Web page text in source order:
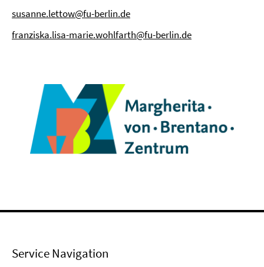
susanne.lettow@fu-berlin.de
franziska.lisa-marie.wohlfarth@fu-berlin.de
Service Navigation